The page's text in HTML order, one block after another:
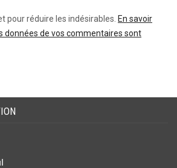
pour réduire les indésirables. En savoir
données de vos commentaires sont